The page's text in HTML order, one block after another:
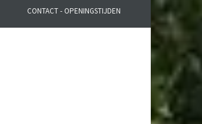
CONTACT - OPENINGSTIJDEN